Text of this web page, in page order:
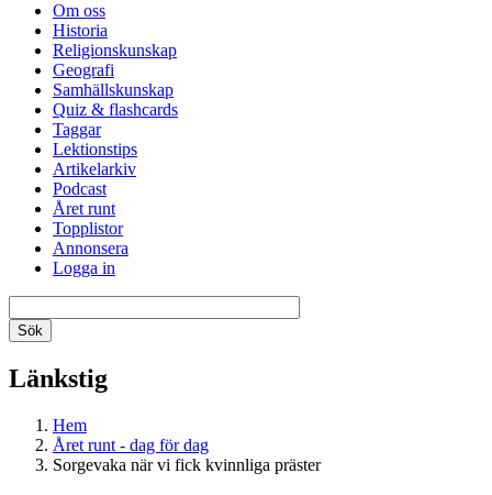
Om oss
Historia
Religionskunskap
Geografi
Samhällskunskap
Quiz & flashcards
Taggar
Lektionstips
Artikelarkiv
Podcast
Året runt
Topplistor
Annonsera
Logga in
Länkstig
Hem
Året runt - dag för dag
Sorgevaka när vi fick kvinnliga präster